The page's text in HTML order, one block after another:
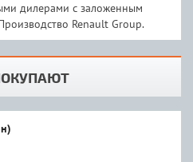
дилерами с заложенным
Renault Group.